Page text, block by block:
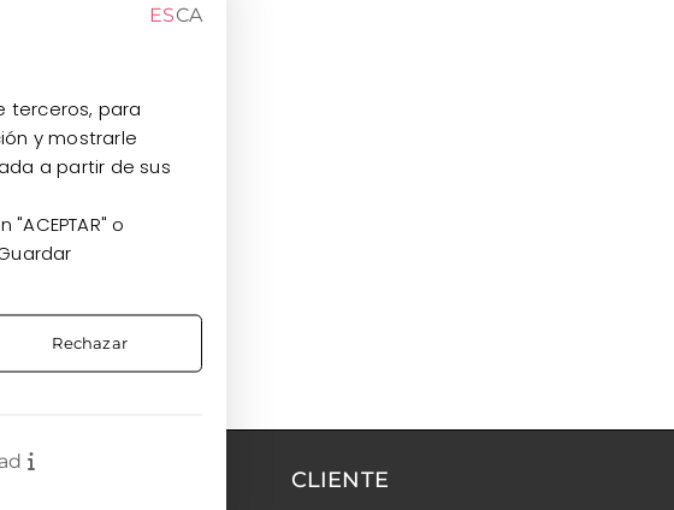
ESCA
terceros, para
y mostrarle
a partir de sus
o
Rechazar
CLIENTE